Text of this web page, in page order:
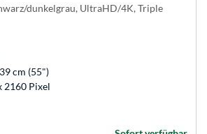
dunkelgrau, UltraHD/4K, Triple
cm (55")
2160 Pixel